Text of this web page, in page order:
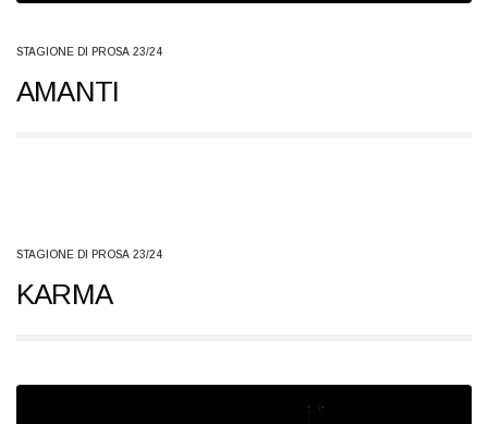
STAGIONE DI PROSA 23/24
AMANTI
STAGIONE DI PROSA 23/24
KARMA